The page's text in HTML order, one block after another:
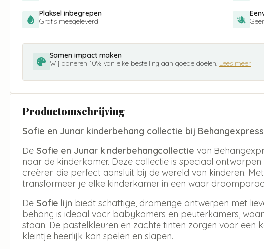
Plaksel inbegrepen
Gratis meegeleverd
Samen impact maken
Wij doneren 10% van elke bestelling aan goede doelen. Lees meer
Productomschrijving
Sofie en Junar kinderbehang collectie bij
De Sofie en Junar kinderbehangcollectie van
naar de kinderkamer. Deze collectie is speciaal
creëren die perfect aansluit bij de wereld van kinderen.
transformeer je elke kinderkamer in een waar
De Sofie lijn biedt schattige, dromerige ontwerpen met
behang is ideaal voor babykamers en peuterkamers,
staan. De pastelkleuren en zachte tinten zorgen voor een
kleintje heerlijk kan spelen en slapen.